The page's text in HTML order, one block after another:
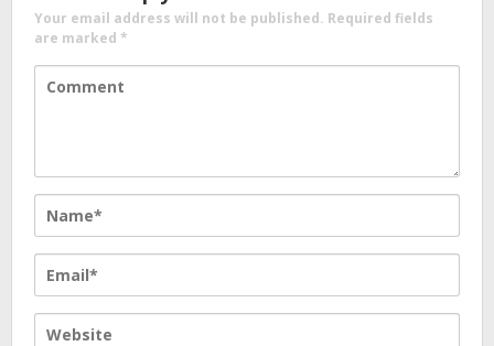
Your email address will not be published. Required fields
are marked *